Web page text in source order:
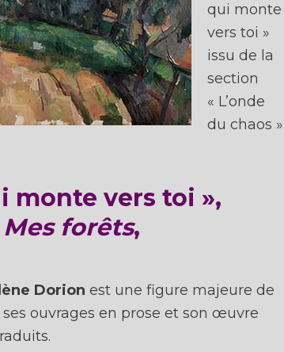
qui monte
vers toi »
issu de la
section
« L’onde
du chaos »
monte vers toi »,
Mes forêts,
Dorion est une figure majeure de
ouvrages en prose et son œuvre